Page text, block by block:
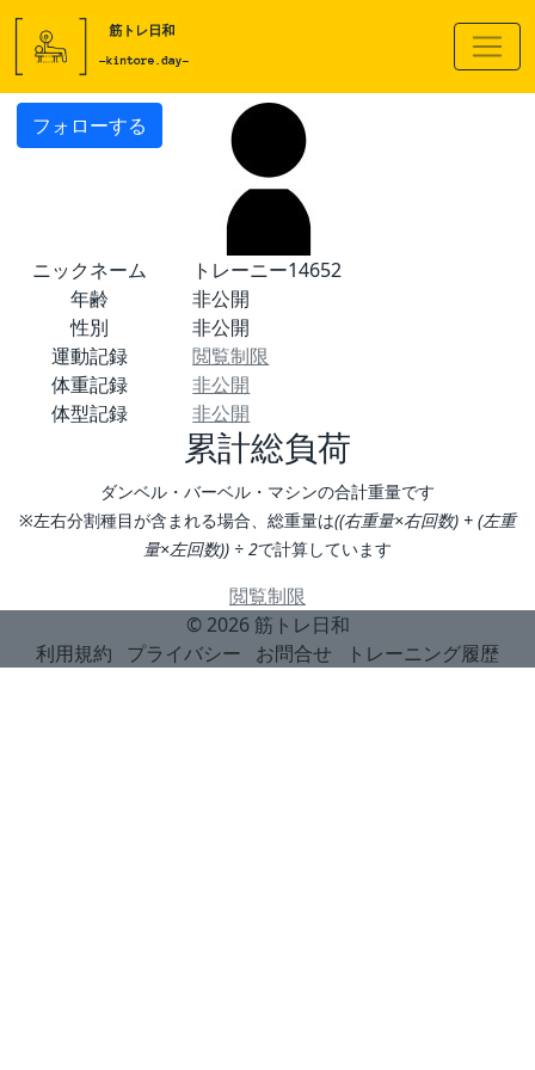
フォローする
ニックネーム
トレーニー14652
年齢
非公開
性別
非公開
運動記録
閲覧制限
体重記録
非公開
体型記録
非公開
累計総負荷
ダンベル・バーベル・マシンの合計重量です
※左右分割種目が含まれる場合、総重量は((右重量×右回数) + (左重
量×左回数)) ÷ 2で計算しています
閲覧制限
© 2026 筋トレ日和
利用規約
プライバシー お問合せ トレーニング履歴